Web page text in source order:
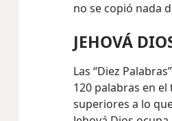
no se copió nada
JEHOVÁ
Las “Diez
120 palabras en
superiores a lo